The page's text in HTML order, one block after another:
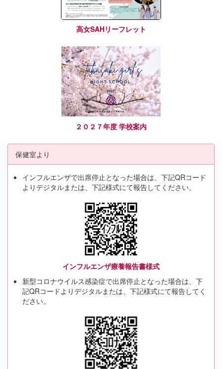
高女SAHリーフレット
２０２７年度 学校案内
保健室より
インフルエンザで出席停止となった場合は、下記QRコード
よりデジタルまたは、下記様式にて報告してください。
インフルエンザ療養報告書様式
新型コロナウイルス感染症で出席停止となった場合は、下
記QRコードよりデジタルまたは、下記様式にて報告してく
ださい。